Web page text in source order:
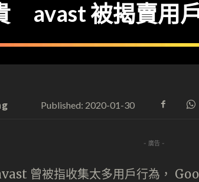
avast 被揭賣用
Published: 2020-01-30
- 廣告 -
曾被指收集太多用戶行為，